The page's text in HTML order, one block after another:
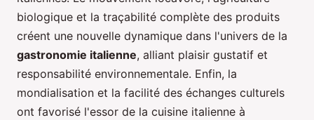
biologique et la traçabilité complète des produits
créent une nouvelle dynamique dans l'univers de la
gastronomie italienne, alliant plaisir gustatif et
responsabilité environnementale. Enfin, la
mondialisation et la facilité des échanges culturels
ont favorisé l'essor de la cuisine italienne à